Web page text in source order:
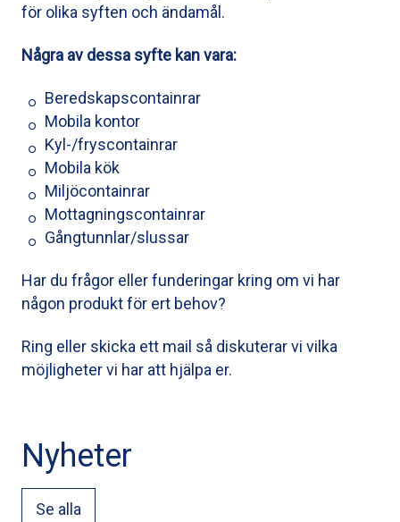
för olika syften och ändamål.
Några av dessa syfte kan vara:
Beredskapscontainrar
Mobila kontor
Kyl-/fryscontainrar
Mobila kök
Miljöcontainrar
Mottagningscontainrar
Gångtunnlar/slussar
Har du frågor eller funderingar kring om vi har
någon produkt för ert behov?
Ring eller skicka ett mail så diskuterar vi vilka
möjligheter vi har att hjälpa er.
Nyheter
Se alla